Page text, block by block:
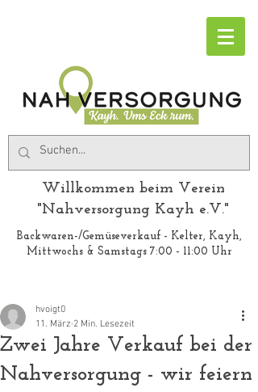
Willkommen beim Verein
"Nahversorgung Kayh e.V."
Backwaren-/Gemüseverkauf - Kelter, Kayh,
Mittwochs & Samstags 7:00 - 11:00 Uhr
Zwei Jahre Verkauf bei der
Nahversorgung - wir feiern
hvoigt0
11. März 2 Min. Lesezeit